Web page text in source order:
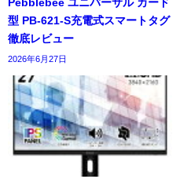
Pebblebee ユニバーサル カード
型 PB-621-S充電式スマートタグ
徹底レビュー
2026年6月27日